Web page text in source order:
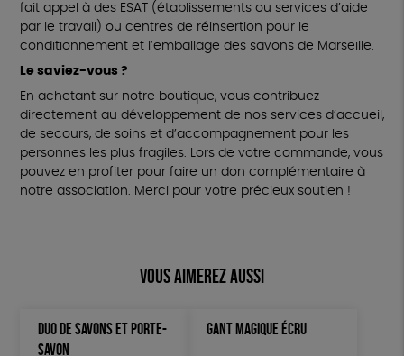
fait appel à des ESAT (établissements ou services d’aide
par le travail) ou centres de réinsertion pour le
conditionnement et l’emballage des savons de Marseille.
Le saviez-vous ?
En achetant sur notre boutique, vous contribuez
directement au développement de nos services d’accueil,
de secours, de soins et d’accompagnement pour les
personnes les plus fragiles. Lors de votre commande, vous
pouvez en profiter pour faire un don complémentaire à
notre association. Merci pour votre précieux soutien !
Vous aimerez aussi
DUO DE SAVONS ET PORTE-
SAVON
GANT MAGIQUE ÉCRU